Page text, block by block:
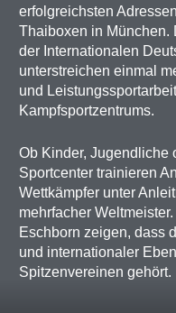
erfolgreichsten
Thaiboxen in München.
der Internationalen
unterstreichen einmal
und
Kampfsportzentrums.
Ob Kinder, Jugendliche
Sportcenter trainieren
Wettkämpfer unter
mehrfacher
Eschborn zeigen, dass
und internationaler
Spitzenvereinen gehört.